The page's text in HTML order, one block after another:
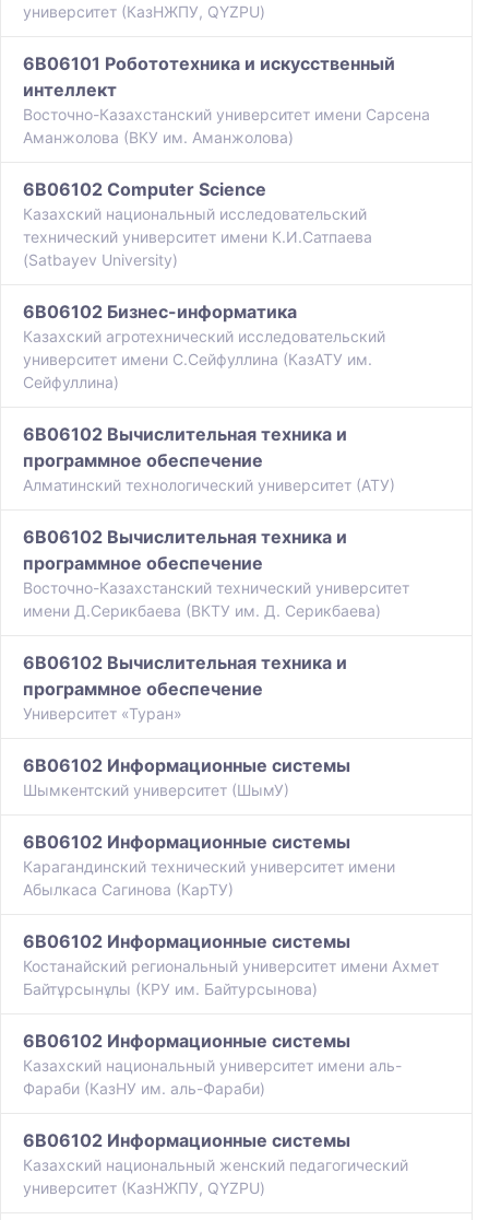
университет (КазНЖПУ, QYZPU)
6B06101 Робототехника и искусственный
интеллект
Восточно-Казахстанский университет имени Сарсена
Аманжолова (ВКУ им. Аманжолова)
6B06102 Computer Science
Казахский национальный исследовательский
технический университет имени К.И.Сатпаева
(Satbayev University)
6B06102 Бизнес-информатика
Казахский агротехнический исследовательский
университет имени С.Сейфуллина (КазАТУ им.
Сейфуллина)
6B06102 Вычислительная техника и
программное обеспечение
Алматинский технологический университет (АТУ)
6B06102 Вычислительная техника и
программное обеспечение
Восточно-Казахстанский технический университет
имени Д.Серикбаева (ВКТУ им. Д. Серикбаева)
6B06102 Вычислительная техника и
программное обеспечение
Университет «Туран»
6B06102 Информационные системы
Шымкентский университет (ШымУ)
6B06102 Информационные системы
Карагандинский технический университет имени
Абылкаса Сагинова (КарТУ)
6B06102 Информационные системы
Костанайский региональный университет имени Ахмет
Байтұрсынұлы (КРУ им. Байтурсынова)
6B06102 Информационные системы
Казахский национальный университет имени аль-
Фараби (КазНУ им. аль-Фараби)
6B06102 Информационные системы
Казахский национальный женский педагогический
университет (КазНЖПУ, QYZPU)